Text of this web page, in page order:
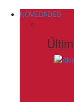
NOVEDADES